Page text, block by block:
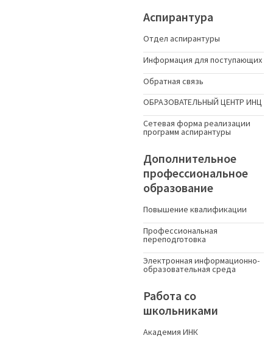
Аспирантура
Отдел аспирантуры
Информация для поступающих
Обратная связь
ОБРАЗОВАТЕЛЬНЫЙ ЦЕНТР ИНЦ
Сетевая форма реализации
программ аспирантуры
Дополнительное
профессиональное
образование
Повышение квалификации
Профессиональная
переподготовка
Электронная информационно-
образовательная среда
Работа со
школьниками
Академия ИНК